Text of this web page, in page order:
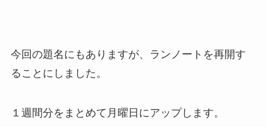
今回の題名にもありますが、ランノートを再開す
ることにしました。
１週間分をまとめて月曜日にアップします。